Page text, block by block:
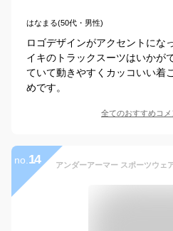
はなまる(50代・男性)
ロゴデザインがアクセントにな
イキのトラックスーツはいかが
ていて動きやすくカッコいい着
めです。
全てのおすすめコメ
no. 14